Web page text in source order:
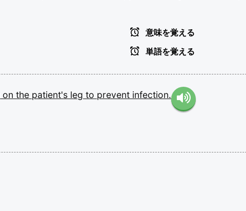
意味を覚える
単語を覚える
on the patient's leg to prevent infection.